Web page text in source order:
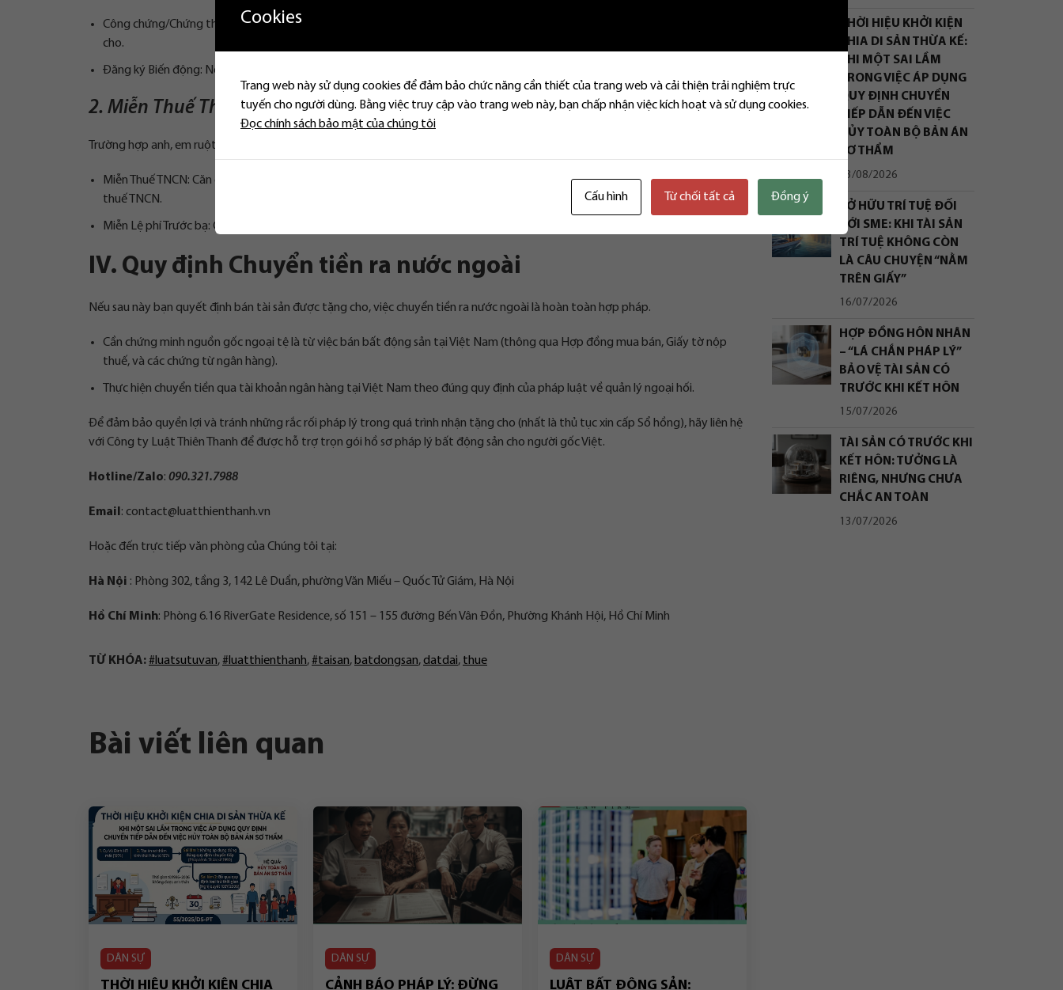
Công chứng/Chứng thực Hợp đồng: Hai bên đến Tổ chức hành nghề Công chứng (hoặc UBND cấp xã) để lập Hợp đồng tặng
cho.
Đăng ký Biến động: Nộp hồ sơ tại Văn phòng Đăng ký đất đai cấp huyện để thực hiện thủ tục sang tên.
2. Miễn Thuế Thu nhập Cá nhân (TNCN) và Lệ phí Trước bạ
Trường hợp anh, em ruột tặng cho bất động sản cho nhau thuộc trường hợp được miễn:
Miễn Thuế TNCN: Căn cứ Thông tư 111/2013/TT-BTC, chuyển nhượng/tặng cho bất động sản giữa anh, em ruột được miễn
thuế TNCN.
Miễn Lệ phí Trước bạ: Căn cứ Nghị định 10/2022/NĐ-CP, tài sản nhận tặng cho giữa anh, em ruột được miễn lệ phí trước bạ.
IV. Quy định Chuyển tiền ra nước ngoài
Nếu sau này bạn quyết định bán tài sản được tặng cho, việc chuyển tiền ra nước ngoài là hoàn toàn hợp pháp.
Cần chứng minh nguồn gốc ngoại tệ là từ việc bán bất động sản tại Việt Nam (thông qua Hợp đồng mua bán, Giấy tờ nộp
thuế, và các chứng từ ngân hàng).
Thực hiện chuyển tiền qua tài khoản ngân hàng tại Việt Nam theo đúng quy định của pháp luật về quản lý ngoại hối.
Để đảm bảo quyền lợi và tránh những rắc rối pháp lý trong quá trình nhận tặng cho (nhất là thủ tục xin cấp Sổ hồng), hãy liên hệ
với Công ty Luật Thiên Thanh để được hỗ trợ trọn gói hồ sơ pháp lý bất động sản cho người gốc Việt.
Hotline/Zalo: 090.321.7988
Email : contact@luatthienthanh.vn
Hoặc đến trực tiếp văn phòng của Chúng tôi tại:
Hà Nội : Phòng 302, tầng 3, 142 Lê Duẩn, phường Văn Miếu – Quốc Tử Giám, Hà Nội
Hồ Chí Minh: Phòng 6.16 RiverGate Residence, số 151 – 155 đường Bến Vân Đồn, Phường Khánh Hội, Hồ Chí Minh
TỪ KHÓA:#luatsutuvan,#luatthienthanh,#taisan, batdongsan,datdai, thue
Bài viết liên quan
DÂN SỰ
THỜI HIỆU KHỞI KIỆN CHIA
DÂN SỰ
CẢNH BÁO PHÁP LÝ: ĐỪNG
DÂN SỰ
LUẬT BẤT ĐỘNG SẢN:
THỜI HIỆU KHỞI KIỆN
CHIA DI SẢN THỪA KẾ:
KHI MỘT SAI LẦM
TRONG VIỆC ÁP DỤNG
QUY ĐỊNH CHUYỂN
TIẾP DẪN ĐẾN VIỆC
HỦY TOÀN BỘ BẢN ÁN
SƠ THẨM
03/08/2026
SỞ HỮU TRÍ TUỆ ĐỐI
VỚI SME: KHI TÀI SẢN
TRÍ TUỆ KHÔNG CÒN
LÀ CÂU CHUYỆN “NẰM
TRÊN GIẤY”
16/07/2026
HỢP ĐỒNG HÔN NHÂN
– “LÁ CHẮN PHÁP LÝ”
BẢO VỆ TÀI SẢN CÓ
TRƯỚC KHI KẾT HÔN
15/07/2026
TÀI SẢN CÓ TRƯỚC KHI
KẾT HÔN: TƯỞNG LÀ
RIÊNG, NHƯNG CHƯA
CHẮC AN TOÀN
13/07/2026
Cookies
Trang web này sử dụng cookies để đảm bảo chức năng cần thiết của trang web và cải thiện trải nghiệm trực
tuyến cho người dùng. Bằng việc truy cập vào trang web này, bạn chấp nhận việc kích hoạt và sử dụng cookies.
Đọc chính sách bảo mật của chúng tôi
Cấu hình Từ chối tất cả Đồng ý